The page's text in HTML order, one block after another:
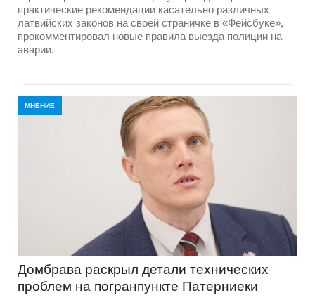
практические рекомендации касательно различных
латвийских законов на своей страничке в «Фейсбуке»,
прокомментировал новые правила выезда полиции на
аварии.
МНЕНИЕ
Домбравa раскрыл детали технических
проблем на погранпункте Патерниеки